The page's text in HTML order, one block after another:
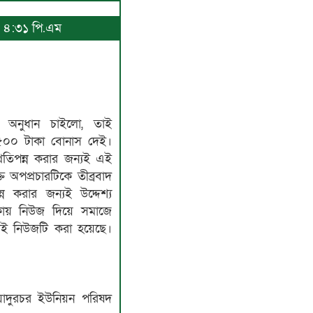
৪:৩১ পি.এম
চাইলো, তাই
টাকা বোনাস দেই।
করার জন্যই এই
তীব্রবাদ
করার জন্যই উদ্দেশ্য
নিউজ দিয়ে সমাজে
নিউজটি করা হয়েছে।
ইউনিয়ন পরিষদ